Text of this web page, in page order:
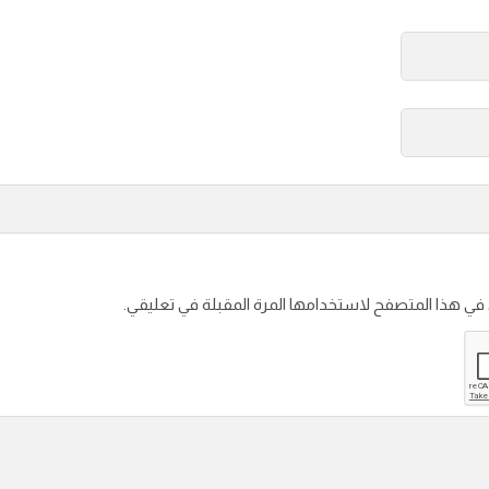
في هذا المتصفح لاستخدامها المرة المقبلة في تعليقي.